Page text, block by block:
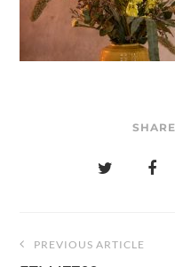
PREVIOUS ARTICLE